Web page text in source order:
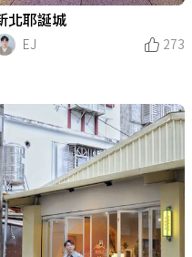
北耶誕城
EJ
273